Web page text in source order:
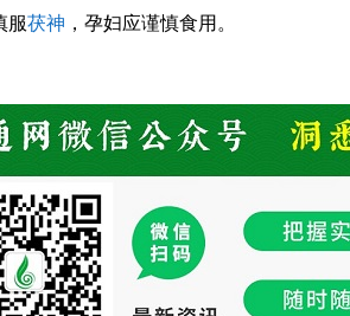
服茯神 ，孕妇应谨慎食用。